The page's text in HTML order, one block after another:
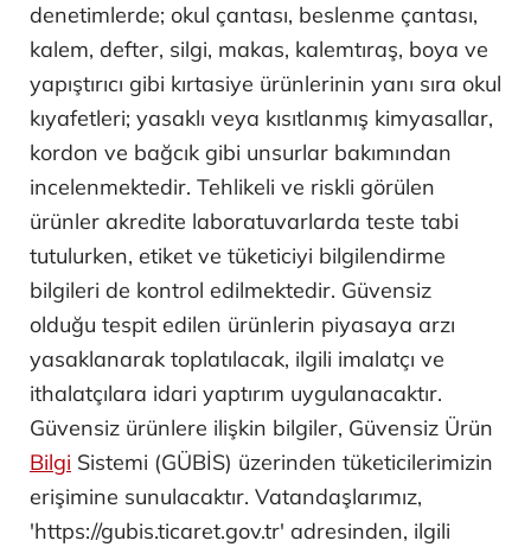
denetimlerde; okul çantası, beslenme çantası,
kalem, defter, silgi, makas, kalemtıraş, boya ve
yapıştırıcı gibi kırtasiye ürünlerinin yanı sıra okul
kıyafetleri; yasaklı veya kısıtlanmış kimyasallar,
kordon ve bağcık gibi unsurlar bakımından
incelenmektedir. Tehlikeli ve riskli görülen
ürünler akredite laboratuvarlarda teste tabi
tutulurken, etiket ve tüketiciyi bilgilendirme
bilgileri de kontrol edilmektedir. Güvensiz
olduğu tespit edilen ürünlerin piyasaya arzı
yasaklanarak toplatılacak, ilgili imalatçı ve
ithalatçılara idari yaptırım uygulanacaktır.
Güvensiz ürünlere ilişkin bilgiler, Güvensiz Ürün
Bilgi Sistemi (GÜBİS) üzerinden tüketicilerimizin
erişimine sunulacaktır. Vatandaşlarımız,
'https://gubis.ticaret.gov.tr' adresinden, ilgili